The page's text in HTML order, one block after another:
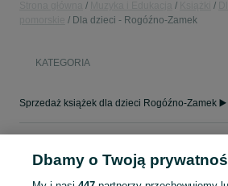
Dla dzieci - Rogóźno-Zamek
KATEGORIA
Mapa miejscowości
Dbamy o Twoją